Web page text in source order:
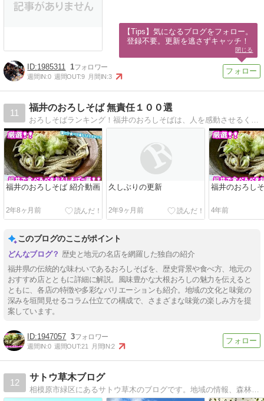
1985311 1
週間IN:0 週間OUT:9 月間IN:3
11
福井のおろしそば 無責任１００選
おろしそばランキング！福井のおろしそばは、人を感動させるくらい美味しいです！！
福井のおろしそば 紹介動画
2年8ヶ月前
久しぶりの更新
2年9ヶ月前
福井のおろし
4年前
このブログのここがポイント
歴史と地元の名店を網羅した独自の紹介
福井県の伝統的な味わいであるおろしそばを、歴史背景や食べ方、地元の
おすすめ店とともに詳細に解説。風味豊かな大根おろしの魅力を伝えると
ともに、各店の特徴や多彩なバリエーションも紹介。地域の文化と味覚の
深みを垣間見せるコラム仕立ての構成で、さまざまな味覚の楽しみ方を提
案しています。
1947057 3
週間IN:0 週間OUT:21 月間IN:2
12
サトウ草木ブログ
相模原市緑区にあるサトウ草木のブログです。地域の情報、森林教室の開催や普及活動への協力などを発信していきます。
【Tips】気になるブログをフォロー。
登録不要。更新を逃さずキャッチ！
閉じる